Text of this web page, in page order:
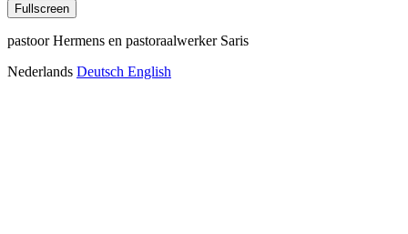
Fullscreen
pastoor Hermens en pastoraalwerker Saris
Nederlands Deutsch English